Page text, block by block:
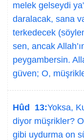
melek gelseydi
daralacak, sana
terkedecek
sen, ancak
peygambersin.
güven; O,
Hûd 13:Yoksa,
diyor müşrikler?
gibi uydurma on